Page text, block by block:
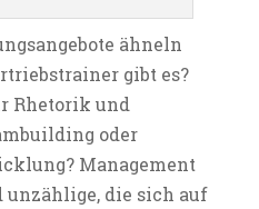
ähneln
gibt es?
Rhetorik und
oder
Management
unzählige, die sich auf